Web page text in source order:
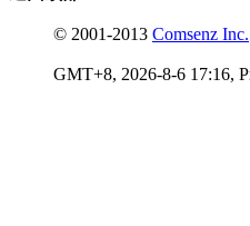
© 2001-2013 Comsenz Inc.
GMT+8, 2026-8-6 17:16,